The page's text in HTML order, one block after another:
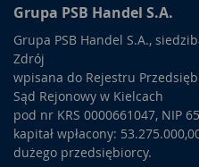
Grupa PSB Handel S.A.
Grupa PSB Handel S.A.,
Zdrój
wpisana do Rejestru
Sąd Rejonowy w Kielcach
pod nr KRS 0000661047, NIP
kapitał wpłacony:
dużego przedsiębiorcy.